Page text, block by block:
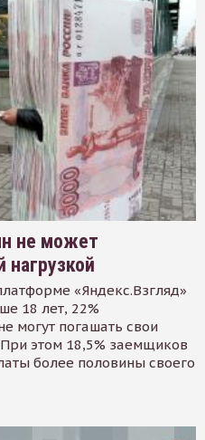
не может
нагрузкой
«Яндекс.Взгляд»
18 лет, 22%
могут погашать свои
этом 18,5% заемщиков
более половины своего